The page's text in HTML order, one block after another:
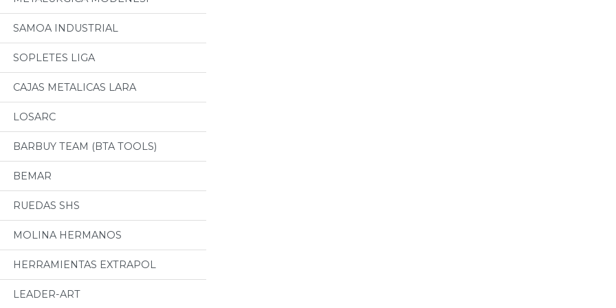
SAMOA INDUSTRIAL
SOPLETES LIGA
CAJAS METALICAS LARA
LOSARC
BARBUY TEAM (BTA TOOLS)
BEMAR
RUEDAS SHS
MOLINA HERMANOS
HERRAMIENTAS EXTRAPOL
LEADER-ART